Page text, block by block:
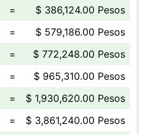
=
$ 386,124.00 Pesos
=
$ 579,186.00 Pesos
=
$ 772,248.00 Pesos
=
$ 965,310.00 Pesos
=
$ 1,930,620.00 Pesos
=
$ 3,861,240.00 Pesos